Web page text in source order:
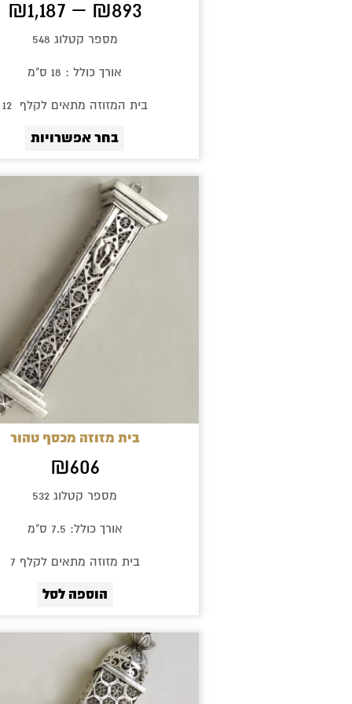
₪893
–
₪1,187
מספר קטלוג 548
אורך כולל : 18 ס"מ
בית המזוזה מתאים לקלף 12
בחר אפשרויות
בית מזוזה מכסף טהור
₪606
מספר קטלוג 532
אורך כולל: 7.5 ס"מ
בית מזוזה מתאים לקלף 7
הוספה לסל